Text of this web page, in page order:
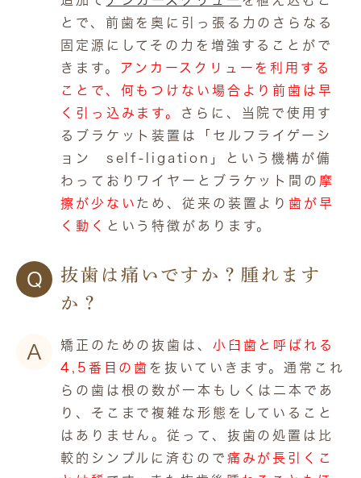
とで、前歯を奥に引っ張る力のさらなる
固定源にしてその力を増強することがで
きます。
アンカースクリューを利用する
ことで、何もつけない場合より前歯は早
く引っ込みます。
さらに、当院で使用す
るブラケット装置は「セルフライゲーシ
ョン self-ligation」という機構が備
わっておりワイヤーとブラケット間の 摩
擦が少ない ため、従来の装置より 歯が早
く動く
という特徴があります。
Q
抜歯は痛いですか？腫れます
か？
A 矯正のための抜歯は、 小臼歯と呼ばれる
4,5番目の歯 を抜いていきます。通常これ
らの歯は根の数が一本もしくは二本であ
り、そこまで複雑な形態をしていること
はありません。従って、抜歯の処置は比
較的シンプルに済むので 痛みが長引くこ